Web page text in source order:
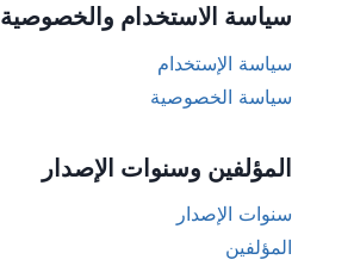
سياسة الاستخدام والخصوصية
سياسة الإستخدام
سياسة الخصوصية
المؤلفين وسنوات الإصدار
سنوات الإصدار
المؤلفين